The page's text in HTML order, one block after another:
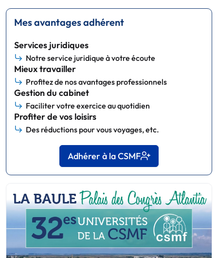
Mes avantages adhérent
Services juridiques
Notre service juridique à votre écoute
Mieux travailler
Profitez de nos avantages professionnels
Gestion du cabinet
Faciliter votre exercice au quotidien
Profiter de vos loisirs
Des réductions pour vous voyages, etc.
Adhérer à la CSMF